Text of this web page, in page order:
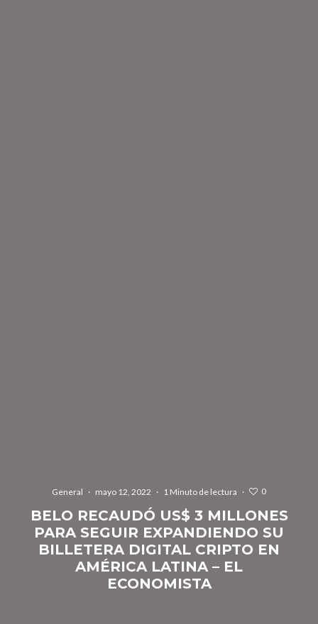
General · mayo 12, 2022 · 1 Minuto de lectura · 0
BELO RECAUDÓ US$ 3 MILLONES
PARA SEGUIR EXPANDIENDO SU
BILLETERA DIGITAL CRIPTO EN
AMÉRICA LATINA – EL
ECONOMISTA